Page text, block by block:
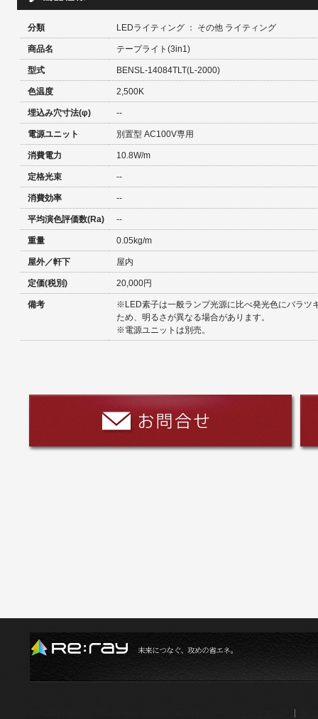
分類 LEDライティング ： その他 ライティング
商品名 テープライト(3in1)
型式 BENSL-14084TLT(L-2000)
色温度 2,500K
埋込み穴寸法(φ) --
電源ユニット 別置型 AC100V専用
消費電力 10.8W/m
定格光束 --
消費効率 --
平均演色評価数(Ra) --
重量 0.05kg/m
屋外／軒下 屋内
定価(税別) 20,000円
備考
※LED素子は一般ランプ光源に比べ発光色にバラツ
ため、明るさが異なる場合があります。
※電源ユニットは別売。